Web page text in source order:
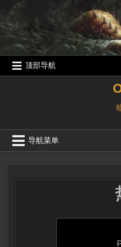
至
顶部导航
导航菜单